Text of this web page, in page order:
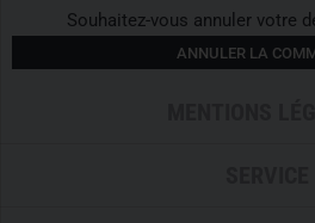
Souhaitez-vous annuler votre
ANNULER LA